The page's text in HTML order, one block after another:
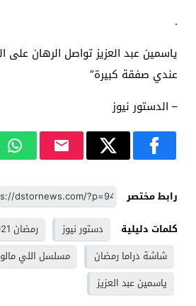
.
ياسمين عبد العزيز تواصل الرهان على
عندي صفقة كبيرة”
– الدستور نيوز
رابط مختصر
كلمات دليلية
دستور نيوز
رمضان 2021
شاشة دراما رمضان
مسلسل اللي
ياسمين عبد العزيز